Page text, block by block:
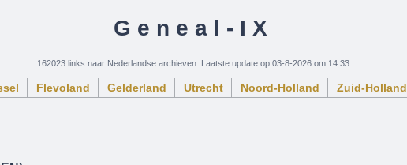
Geneal-IX
162023 links naar Nederlandse archieven. Laatste update op 03-8-2026 om 14:33
Flevoland Gelderland Utrecht Noord-Holland Zuid-Holland